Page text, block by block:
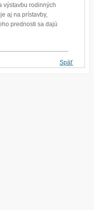
výstavbu rodinných
aj na prístavby,
prednosti sa dajú
Späť